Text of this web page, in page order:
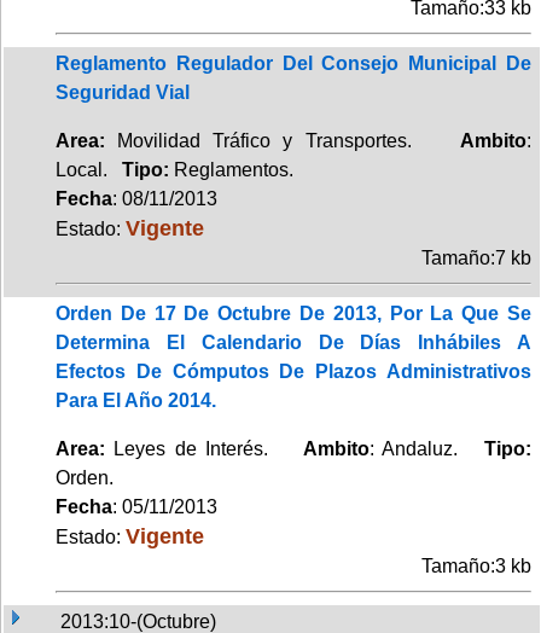
Tamaño:33 kb
Reglamento Regulador Del Consejo Municipal De
Seguridad Vial
Area: Movilidad Tráfico y Transportes. Ambito:
Local. Tipo: Reglamentos.
Fecha: 08/11/2013
Estado: Vigente
Tamaño:7 kb
Orden De 17 De Octubre De 2013, Por La Que Se
Determina El Calendario De Días Inhábiles A
Efectos De Cómputos De Plazos Administrativos
Para El Año 2014.
Area: Leyes de Interés. Ambito: Andaluz.Tipo:
Orden.
Fecha: 05/11/2013
Estado: Vigente
Tamaño:3 kb
2013:10-(Octubre)